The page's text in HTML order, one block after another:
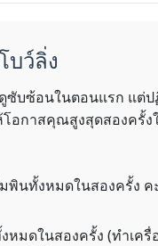
บว์ลิ่ง
ซับซ้อนในตอนแรก แต่
โอกาสคุณสูงสุดสองครั้
นทั้งหมดในสองครั้ง
มดในสองครั้ง (ทำเค